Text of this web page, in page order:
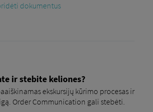
dokumentus
ir stebite keliones?
ekskursijų kūrimo procesas ir
Order Communication gali stebėti.